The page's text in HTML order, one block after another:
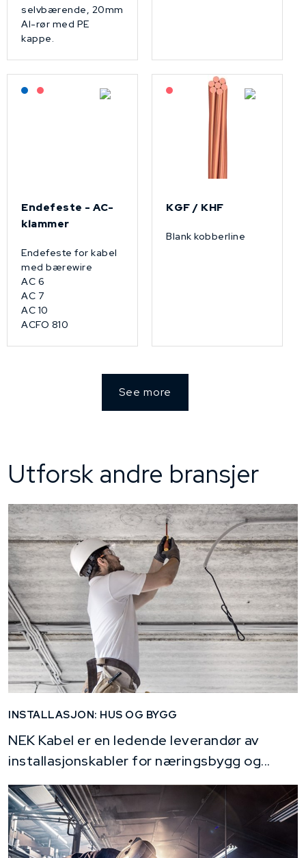
selvbærende, 20mm
Al-rør med PE
kappe.
Lagerført: NEK Kabel
På forespørsel
Endefeste - AC-
klammer
Endefeste for kabel
med bærewire
AC 6
AC 7
AC 10
ACFO 810
På forespørsel
KGF / KHF
Blank kobberline
See more
Utforsk andre bransjer
INSTALLASJON: HUS OG BYGG
NEK Kabel er en ledende leverandør av
installasjonskabler for næringsbygg og...